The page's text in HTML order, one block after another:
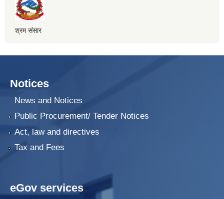
श्रम संसार
Notices
News and Notices
Public Procurement/ Tender Notices
Act, law and directives
Tax and Fees
eGov services